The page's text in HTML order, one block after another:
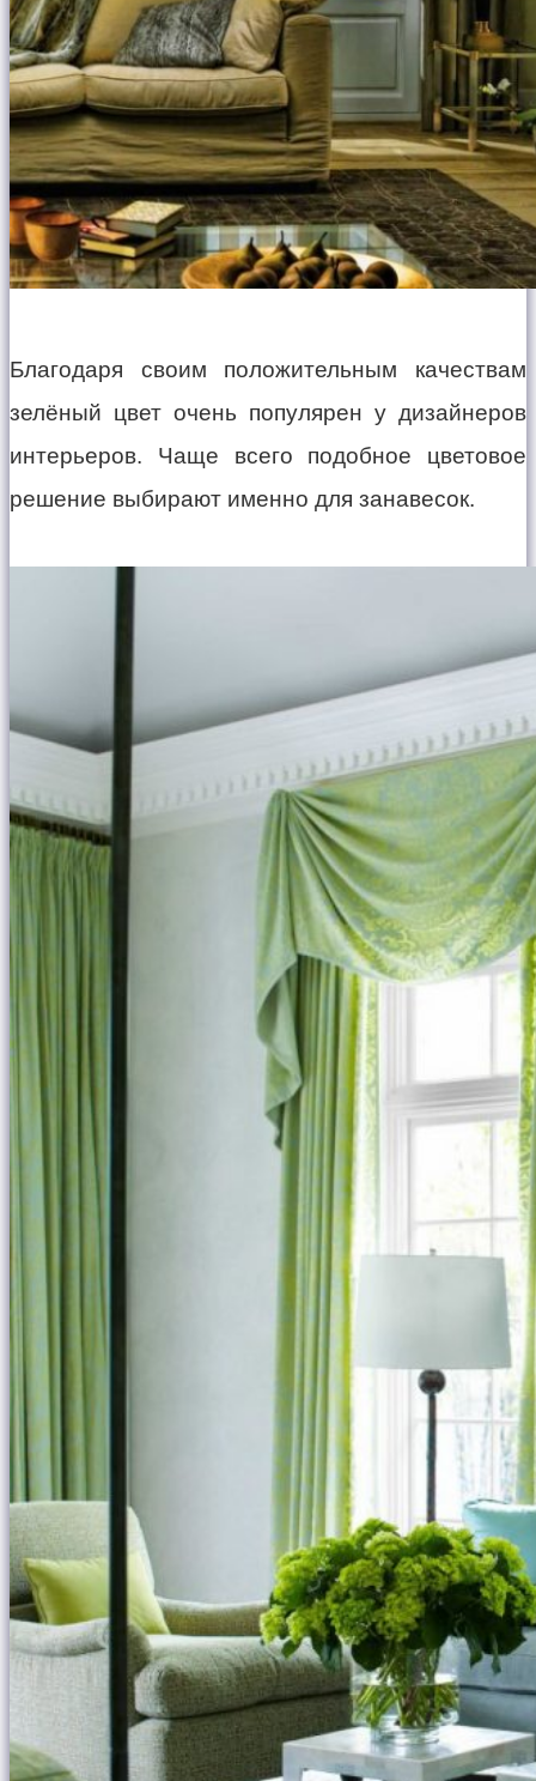
Благодаря своим положительным качествам
зелёный цвет очень популярен у дизайнеров
интерьеров. Чаще всего подобное цветовое
решение выбирают именно для занавесок.